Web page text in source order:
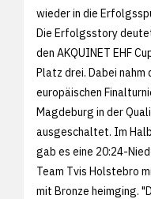
wieder in die
Die Erfolgsstory
den AKQUINET EHF
Platz drei. Dabei nahm
europäischen
Magdeburg in der
ausgeschaltet. Im
gab es eine 20:24-
Team Tvis Holstebro
mit Bronze heimging.